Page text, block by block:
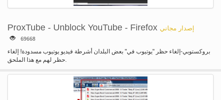
ProxTube - Unblock YouTube - Firefox إصدار مجاني
69668
بروكستوبي-إلغاء حظر "يوتيوب في" بعض البلدان أشرطة فيديو يوتيوب مسدودة! إلغاء
حظر لهم مع هذا الملحق.